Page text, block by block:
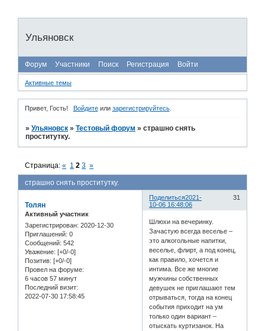
Ульяновск
Форум Участники Поиск Регистрация Войти
Активные темы
Привет, Гость! Войдитеили зарегистрируйтесь.
»Ульяновск »Тестовый форум »страшно снять
проститутку.
страшно снять проститутку.
Страница:« 1 2 3 »
Поделиться 31
2021-
10-06 16:48:06
Толян
Активный участник
Зарегистрирован: 2020-12-30
Приглашений: 0
Сообщений: 542
Уважение: [+0/-0]
Позитив: [+0/-0]
Провел на форуме:
6 часов 57 минут
Последний визит:
2022-07-30 17:58:45
Шлюхи на вечеринку.
Зачастую всегда веселье –
это алкогольные напитки,
веселье, флирт, а под конец,
как правило, хочется и
интима. Все же многие
мужчины собственных
девушек не приглашают тем
отрываться, тогда на конец
события приходит на ум
только один вариант –
отыскать куртизанок. На